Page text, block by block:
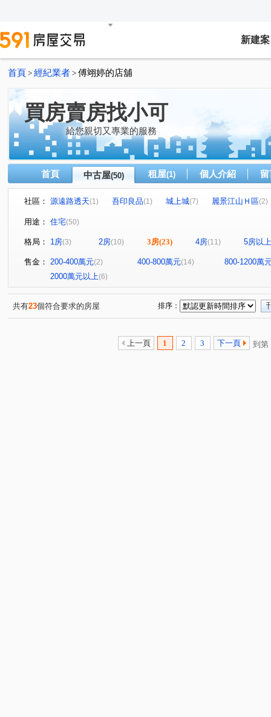
新建案
首頁 > 經紀業者 > 傅翊婷的店舖
買房賣房找小可
給您親切又專業的服務
首頁 中古屋(50) 租屋(1) 個人介紹
社區： 源遠路透天(1) 吾印良品(1) 城上城(7) 麗景江山Ｈ區(2)
好吉市
東明路77巷55號華廈(1) 新豐街(1) 山海觀(5) 御花園(1)
海豔 (1) 碧海擎天 萬國大廈(1) 暖暖達麗(1)
大香
僑家大院(1) 威鎮八方
武聖街(1) 源遠路(2) 樂一路(1) 建成路(1) 麥金路(7)
武嶺街(1) 碇內街 中正路(1) 復興路(2) 新豐街 (8)
培德路(1) 東光路(1) 東明路(1) 觀海街(5) 樂利二街
用途： 住宅(50)
格局： 1房(3) 2房(10) 3房(23) 4房(11) 5房以上
售金： 200-400萬元(2) 400-800萬元(14)
800-1200萬
2000萬元以上(6)
共有23個符合要求的房屋 排序：
上一頁 1 2 3 下一頁 到第